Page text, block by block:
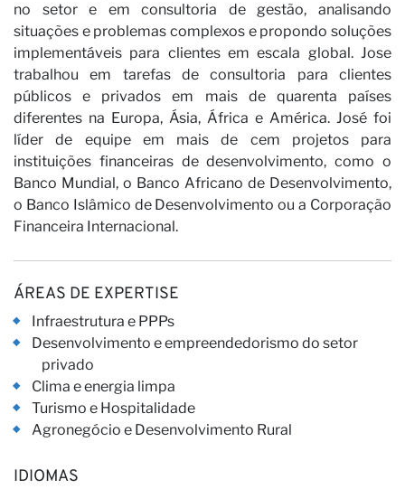
no setor e em consultoria de gestão, analisando
situações e problemas complexos e propondo soluções
implementáveis para clientes em escala global. Jose
trabalhou em tarefas de consultoria para clientes
públicos e privados em mais de quarenta países
diferentes na Europa, Ásia, África e América. José foi
líder de equipe em mais de cem projetos para
instituições financeiras de desenvolvimento, como o
Banco Mundial, o Banco Africano de Desenvolvimento,
o Banco Islâmico de Desenvolvimento ou a Corporação
Financeira Internacional.
ÁREAS DE EXPERTISE
Infraestrutura e PPPs
Desenvolvimento e empreendedorismo do setor
privado
Clima e energia limpa
Turismo e Hospitalidade
Agronegócio e Desenvolvimento Rural
IDIOMAS